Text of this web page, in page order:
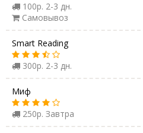
100р. 2-3 дн.
Самовывоз
Smart Reading
300р. 2-3 дн.
Миф
250р. Завтра